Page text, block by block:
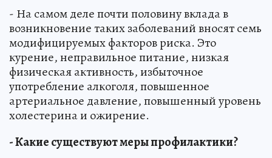
- На самом деле почти половину вклада в
возникновение таких заболеваний вносят семь
модифицируемых факторов риска. Это
курение, неправильное питание, низкая
физическая активность, избыточное
употребление алкоголя, повышенное
артериальное давление, повышенный уровень
холестерина и ожирение.
- Какие существуют меры профилактики?